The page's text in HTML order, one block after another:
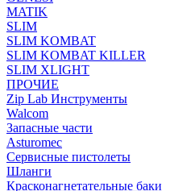
MATIK
SLIM
SLIM KOMBAT
SLIM KOMBAT KILLER
SLIM XLIGHT
ПРОЧИЕ
Zip Lab Инструменты
Walсom
Запасные части
Asturomec
Сервисные пистолеты
Шланги
Красконагнетательные баки